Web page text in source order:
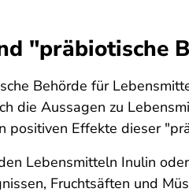
"präbiotische
Behörde für
die Aussagen zu
positiven Effekte dieser
Lebensmitteln Inulin
Fruchtsäften und